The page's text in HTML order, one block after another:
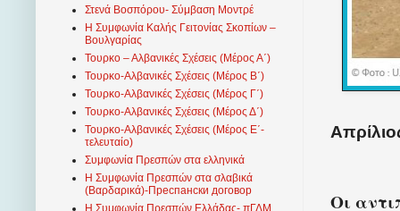
Οι
Στενά Βοσπόρου- Σύμβαση Μοντρέ
Η Συμφωνία Καλής Γειτονίας Σκοπίων –
Βουλγαρίας
Τουρκο – Αλβανικές Σχέσεις (Mέρος Α΄)
Τουρκο-Αλβανικές Σχέσεις (Μέρος Β΄)
Τουρκο-Αλβανικές Σχέσεις (Μέρος Γ΄)
Τουρκο-Αλβανικές Σχέσεις (Μέρος Δ΄)
Τουρκο-Αλβανικές Σχέσεις (Μέρος Ε΄-
τελευταίο)
Συμφωνία Πρεσπών στα ελληνικά
Η Συμφωνία Πρεσπών στα σλαβικά
(Βαρδαρικά)-Преспански договор
Η Συμφωνία Πρεσπών Ελλάδας- πΓΔΜ